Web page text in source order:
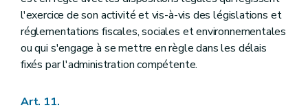
l'exercice de son activité et vis-à-vis des législations et
réglementations fiscales, sociales et environnementales
ou qui s'engage à se mettre en règle dans les délais
fixés par l'administration compétente.
Art. 11.